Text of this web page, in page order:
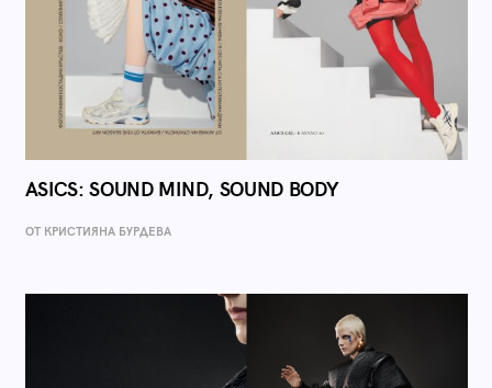
ASICS: SOUND MIND, SOUND BODY
ОТ КРИСТИЯНА БУРДЕВА